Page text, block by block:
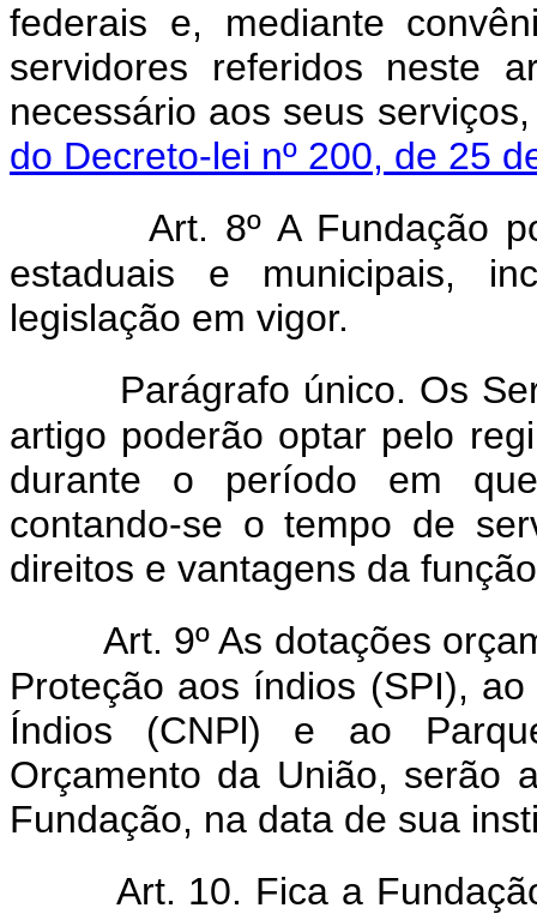
federais e, mediante
servidores referidos neste
necessário aos seus
do Decreto-lei nº 200, de 25
Art. 8º A Fundação
estaduais e municipais,
legislação em vigor.
Parágrafo único. Os
artigo poderão optar pelo
durante o período em
contando-se o tempo de
direitos e vantagens da
Art. 9º As dotações
Proteção aos índios (SPI),
Índios (CNPl) e ao
Orçamento da União, serão
Fundação, na data de sua
Art. 10. Fica a